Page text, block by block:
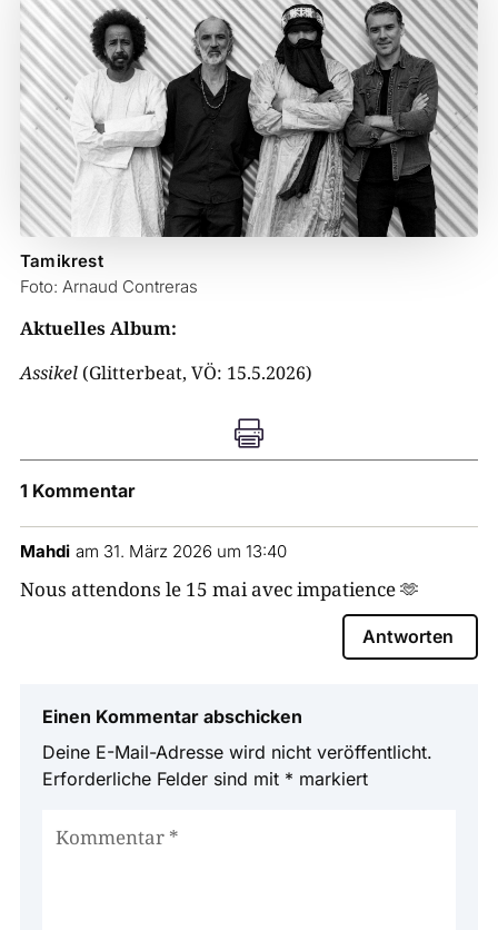
Tamikrest
Foto: Arnaud Contreras
Aktuelles Album:
Assikel(Glitterbeat, VÖ: 15.5.2026)

1 Kommentar
Mahdi am 31. März 2026 um 13:40
Nous attendons le 15 mai avec impatience 🫶
Antworten
Einen Kommentar abschicken
Deine E-Mail-Adresse wird nicht veröffentlicht.
Erforderliche Felder sind mit * markiert